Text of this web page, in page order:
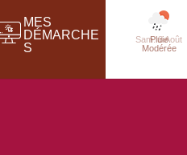
Pluie
Modérée
MES
DÉMARCHE
S